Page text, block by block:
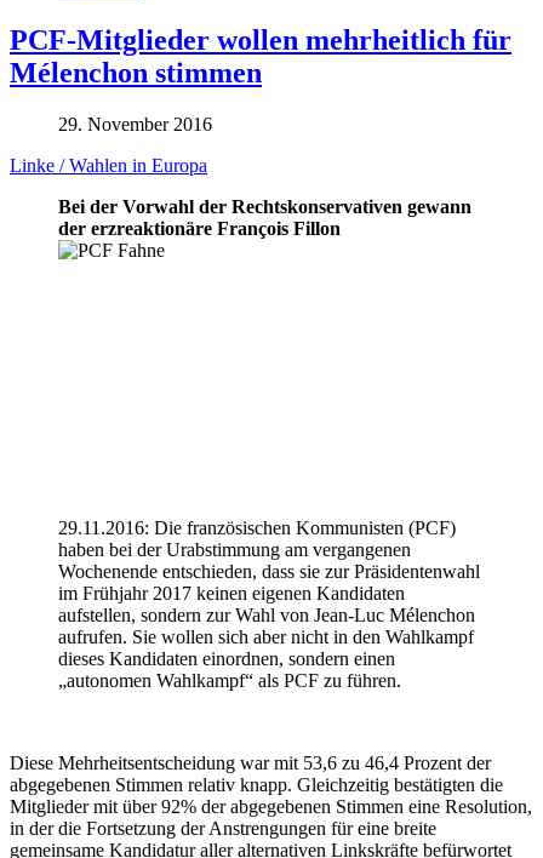
PCF-Mitglieder wollen mehrheitlich für
Mélenchon stimmen
29. November 2016
Linke / Wahlen in Europa
Bei der Vorwahl der Rechtskonservativen gewann
der erzreaktionäre François Fillon
29.11.2016: Die französischen Kommunisten (PCF)
haben bei der Urabstimmung am vergangenen
Wochenende entschieden, dass sie zur Präsidentenwahl
im Frühjahr 2017 keinen eigenen Kandidaten
aufstellen, sondern zur Wahl von Jean-Luc Mélenchon
aufrufen. Sie wollen sich aber nicht in den Wahlkampf
dieses Kandidaten einordnen, sondern einen
„autonomen Wahlkampf“ als PCF zu führen.
Diese Mehrheitsentscheidung war mit 53,6 zu 46,4 Prozent der
abgegebenen Stimmen relativ knapp. Gleichzeitig bestätigten die
Mitglieder mit über 92% der abgegebenen Stimmen eine Resolution,
in der die Fortsetzung der Anstrengungen für eine breite
gemeinsame Kandidatur aller alternativen Linkskräfte befürwortet